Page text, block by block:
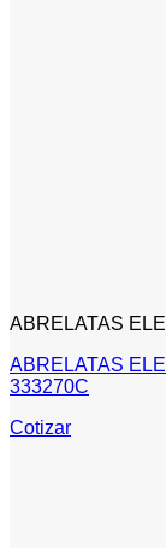
ABRELATAS
ABRELATAS
333270C
Cotizar